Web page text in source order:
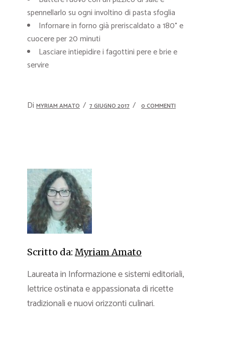
spennellarlo su ogni involtino di pasta sfoglia
Infornare in forno già preriscaldato a 180° e
cuocere per 20 minuti
Lasciare intiepidire i fagottini pere e brie e
servire
Di MYRIAM AMATO 7 GIUGNO 2017 0 COMMENTI
Scritto da: Myriam Amato
Laureata in Informazione e sistemi editoriali,
lettrice ostinata e appassionata di ricette
tradizionali e nuovi orizzonti culinari.